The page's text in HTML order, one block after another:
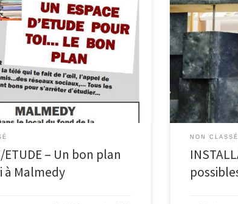
en partenariat avec InforJeunes
un espace pour étudier. Rendez-
20 décembre de 9 à 17h (excepté le
à la bibliothèque pour
de cet ancien monastère. Gratuit et
et renseignements au 080/799930
ETUDE – Un bon plan
à Malmedy
Une installation
week-end au
bibliothèque
progression du
Nathalie Noël
Liège), il
tous/toutes. Il
NON CLASSÉ